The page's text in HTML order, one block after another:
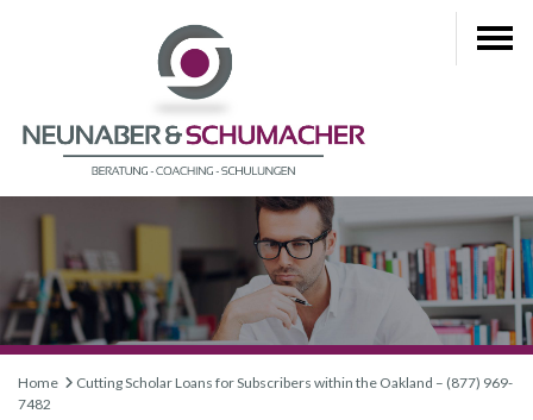
Home
Cutting Scholar Loans for Subscribers within the Oakland – (877) 969-
7482